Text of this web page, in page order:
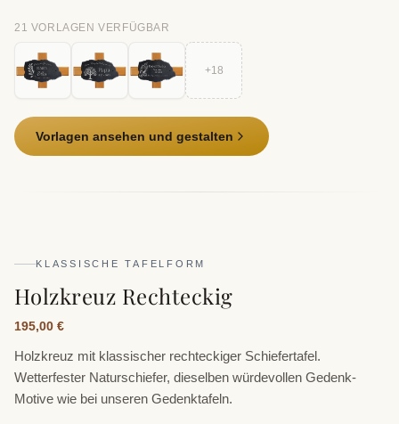
21 VORLAGE N VERFÜGBAR
+18
Vorlagen ansehen und gestalten
KLASSISCHE TAFELFORM
Holzkreuz Rechteckig
195,00 €
Holzkreuz mit klassischer rechteckiger Schiefertafel.
Wetterfester Naturschiefer, dieselben würdevollen Gedenk-
Motive wie bei unseren Gedenktafeln.